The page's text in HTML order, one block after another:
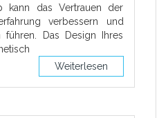
kann das Vertrauen der
verbessern und
Das Design Ihres
Weiterlesen